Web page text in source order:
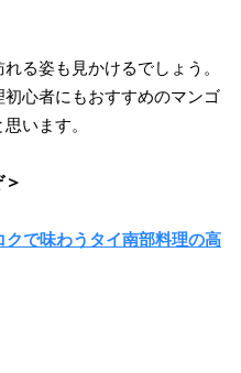
る姿も見かけるでしょう。
心者にもおすすめのマンゴ
います。
クで味わうタイ南部料理の高